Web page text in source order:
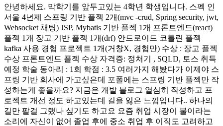
안녕하세요. 막학기를 앞두고있는 4학년 학생입니다. 스펙 인
서울 4년제 스프링 기반 플젝 2개(mvc -crud, Spring security, jwt,
Websocket 채팅) JSP, Mybatis 기반 플젝 1개 프론트엔드(react)
플젝 1개 장고 기반 플젝 1개(drf) 안드로이드 코틀린 플젝
kafka 사용 경험 프로젝트 1개(거창X, 경험만) 수상 : 장고 플젝
수상 프론트엔드 플젝 수상 자격증: 정처기 , SQLD, 토스 취득
예정 학술 동아리 : 1회 학점 : 3.5 여러가지 해봤다가 이제야 스
프링 기반 회사에 가고싶은데 포폴에는 스프링 기반 플젝만 작
성하는게 좋을까요? 지금은 개발 블로그 열심히 작성하고 프
로젝트 개선 정도 하고있는데 길을 잃은 느낌입니다.. 하나의
길만 팔걸 그랬나 싶기도 하고요 요즘 취업 시장이 불이라는
소리에 자신이 없어 졸업 후에 중소 취업 후 이직도 고려하고